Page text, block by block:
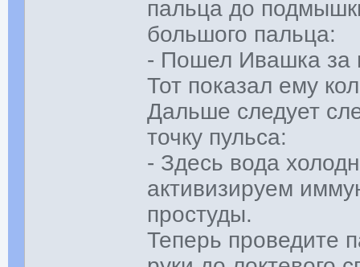
пальца до
большого пальца:
- Пошел Ивашка за
Тот показал ему
Дальше следует
точку пульса:
- Здесь вода
активизируем
простуды.
Теперь проведите